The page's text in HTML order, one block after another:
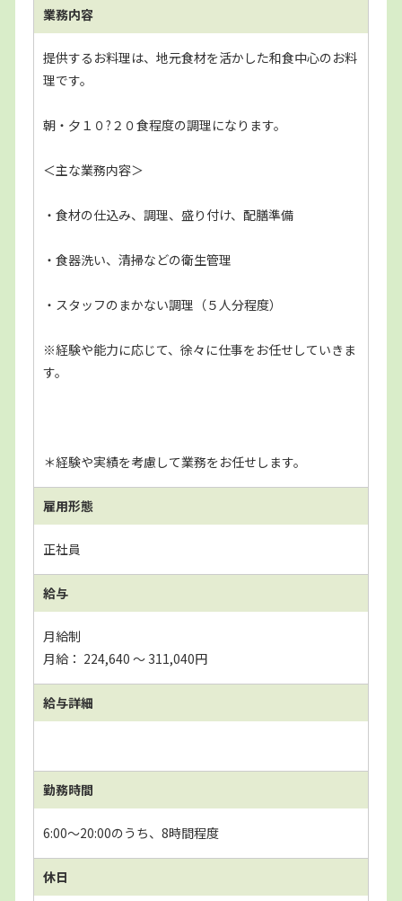
業務内容
提供するお料理は、地元食材を活かした和食中心のお料
理です。
朝・夕１０?２０食程度の調理になります。
＜主な業務内容＞
・食材の仕込み、調理、盛り付け、配膳準備
・食器洗い、清掃などの衛生管理
・スタッフのまかない調理（５人分程度）
※経験や能力に応じて、徐々に仕事をお任せしていきま
す。
＊経験や実績を考慮して業務をお任せします。
雇用形態
正社員
給与
月給制
月給： 224,640 〜 311,040円
給与詳細
勤務時間
6:00～20:00のうち、8時間程度
休日